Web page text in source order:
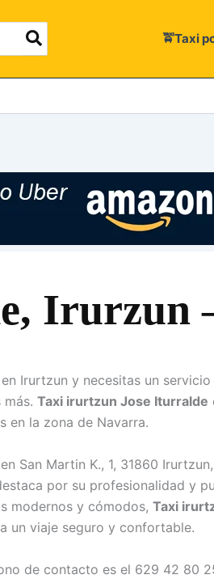
🚖Taxi
Irurzun
Irurtzun y necesitas un
más. Taxi irurtzun Jose Iturralde
en la zona de Navarra.
San Martin K., 1, 31860
por su profesionalidad y
modernos y cómodos, Taxi
un viaje seguro y confortable.
de contacto es el 629 42 80